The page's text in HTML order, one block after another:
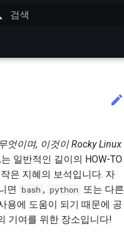
엇이며, 이것이 Rocky Linux
는 일반적인 길이의 HOW-TO
은 지혜의 보석입니다. 자
면 bash , python 또는 다른
용에 도움이 되기 때문에 공
기여를 위한 장소입니다!